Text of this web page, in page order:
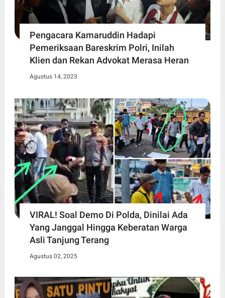
Pengacara Kamaruddin Hadapi
Pemeriksaan Bareskrim Polri, Inilah
Klien dan Rekan Advokat Merasa Heran
Agustus 14, 2023
VIRAL! Soal Demo Di Polda, Dinilai Ada
Yang Janggal Hingga Keberatan Warga
Asli Tanjung Terang
Agustus 02, 2025